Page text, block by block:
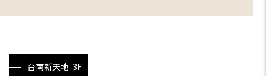
台南新天地 3F